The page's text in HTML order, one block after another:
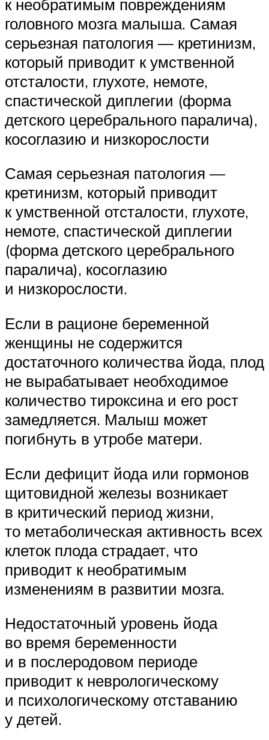
к необратимым повреждениям
головного мозга малыша. Самая
серьезная патология — кретинизм,
который приводит к умственной
отсталости, глухоте, немоте,
спастической диплегии (форма
детского церебрального паралича),
косоглазию и низкорослости
Самая серьезная патология —
кретинизм, который приводит
к умственной отсталости, глухоте,
немоте, спастической диплегии
(форма детского церебрального
паралича), косоглазию
и низкорослости.
Если в рационе беременной
женщины не содержится
достаточного количества йода, плод
не вырабатывает необходимое
количество тироксина и его рост
замедляется. Малыш может
погибнуть в утробе матери.
Если дефицит йода или гормонов
щитовидной железы возникает
в критический период жизни,
то метаболическая активность всех
клеток плода страдает, что
приводит к необратимым
изменениям в развитии мозга.
Недостаточный уровень йода
во время беременности
и в послеродовом периоде
приводит к неврологическому
и психологическому отставанию
у детей.